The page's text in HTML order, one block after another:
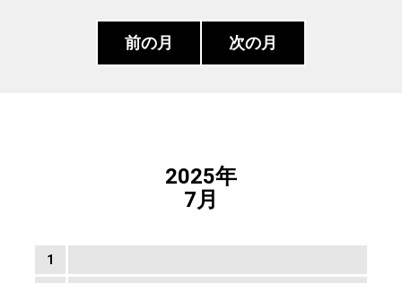
前の月 次の月
2025年
7月
1